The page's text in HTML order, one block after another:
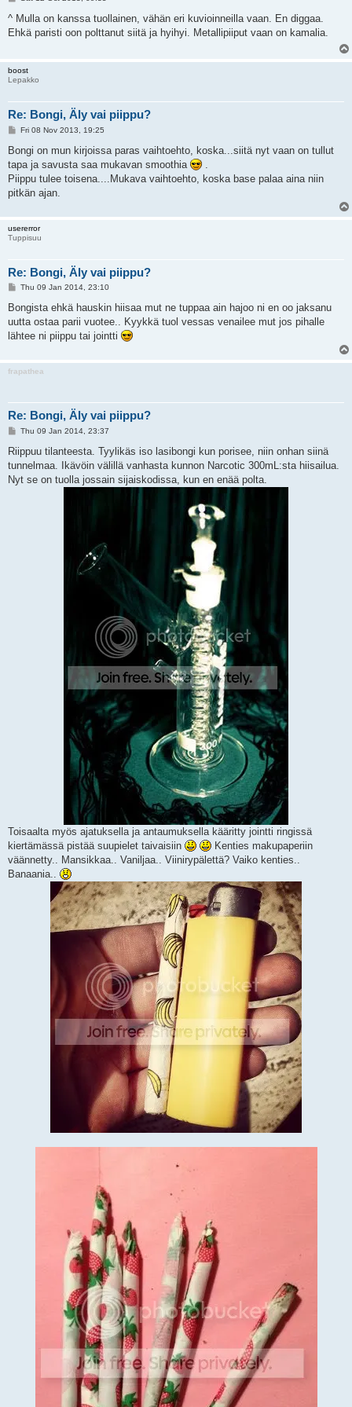
s
^ Mulla on kanssa tuollainen, vähän eri kuvioinneilla vaan. En diggaa.
Ehkä paristi oon polttanut siitä ja hyihyi. Metallipiiput vaan on kamalia.
boost
Lepakko
Re: Bongi, Äly vai piippu?
P
s
Fri 08 Nov 2013, 19:25
Bongi on mun kirjoissa paras vaihtoehto, koska...siitä nyt vaan on tullut
tapa ja savusta saa mukavan smoothia
Piippu tulee toisena....Mukava vaihtoehto, koska base palaa aina niin
pitkän ajan.
usererror
Tuppisuu
Re: Bongi, Äly vai piippu?
P
s
Thu 09 Jan 2014, 23:10
Bongista ehkä hauskin hiisaa mut ne tuppaa ain hajoo ni en oo jaksanu
uutta ostaa parii vuotee.. Kyykkä tuol vessas venailee mut jos pihalle
lähtee ni piippu tai jointti
frapathea
Re: Bongi, Äly vai piippu?
P
s
Thu 09 Jan 2014, 23:37
Riippuu tilanteesta. Tyylikäs iso lasibongi kun porisee, niin onhan siinä
tunnelmaa. Ikävöin välillä vanhasta kunnon Narcotic 300mL:sta hiisailua.
Nyt se on tuolla jossain sijaiskodissa, kun en enää polta.
Toisaalta myös ajatuksella ja antaumuksella kääritty jointti ringissä
kiertämässä pistää suupielet taivaisiin
Kenties makupaperiin
väännetty.. Mansikkaa.. Vaniljaa.. Viinirypälettä? Vaiko kenties..
Banaania..